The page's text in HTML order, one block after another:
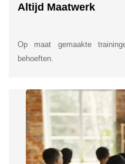
Altijd Maatwerk
Op maat gemaakte
behoeften.